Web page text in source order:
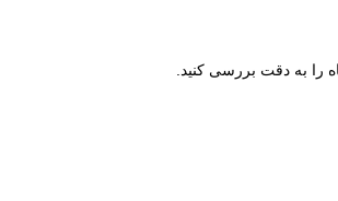
را به دقت بررسی کنید.